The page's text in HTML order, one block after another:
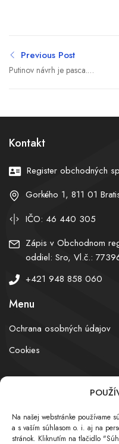
Na našej webstránke používame
a s vaším súhlasom o. i. aj na
stránok. Kliknutím na tlačidlo
Previous Post
Putinov návrh je pasca.
Kontakt
Register obchodných
Gorkého 1, 811 01
IČO: 46 440 305
Zápis v Obchodnom
oddiel: Sro, Vl.č.:
+421 948 858 060
Menu
Ochrana osobných údajov
Cookies